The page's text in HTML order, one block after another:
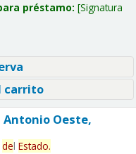
préstamo: Signatura
carrito
Oeste,
del Estado.